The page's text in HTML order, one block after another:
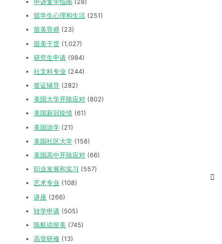
申诉复学指南 (28)
留学生心理和生活 (251)
留美导师 (23)
留美干货 (1,027)
研究生申请 (984)
社文科专业 (244)
签证辅导 (282)
美国大学开除应对 (802)
美国新冠疫情 (61)
美国游学 (21)
美国社区大学 (158)
美国高中开除应对 (66)
职业发展和实习 (557)
艺术专业 (108)
讲座 (266)
转学申请 (505)
陈航说留美 (745)
高管研修 (13)